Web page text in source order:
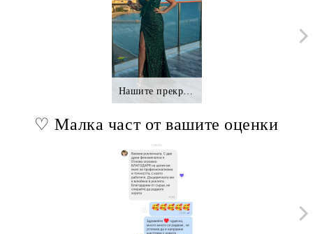
Нашите прекрасни клиентки.,.
♡ Малка част от вашите оценки